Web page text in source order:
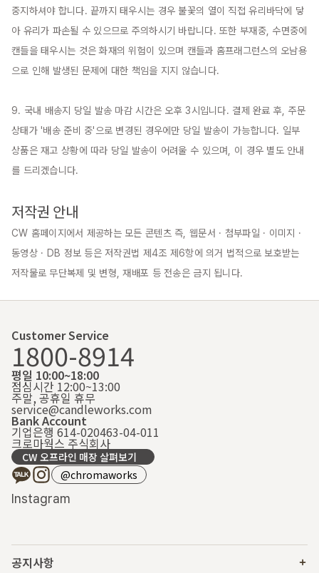
중지하셔야 합니다. 끝까지 태우시는 경우 불꽃의 열이 직접 유리바닥에 닿
아 유리가 파손될 수 있으므로 주의하시기 바랍니다. 또한 부재중, 수면중에
캔들을 태우시는 것은 화재의 위험이 있으며 캔들과 홈프래그런스의 오남용
으로 인해 발생된 문제에 대한 책임을 지지 않습니다.
9. 국내 배송지 당일 발송 마감 시간은 오후 3시입니다. 결제 완료 후, 주문
상태가 '배송 준비 중'으로 변경된 경우에만 당일 발송이 가능합니다. 일부
상품은 재고 상황에 따라 당일 발송이 어려울 수 있으며, 이 경우 별도 안내
를 드리겠습니다.
저작권 안내
CW 홈페이지에서 제공하는 모든 콘텐츠 즉, 웹문서 · 첨부파일 · 이미지 ·
동영상 · DB 정보 등은 저작권법 제4조 제6항에 의거 법적으로 보호받는
저작물로 무단복제 및 변형, 재배포 등 전송은 금지 됩니다.
Customer Service
1800-8914
평일 10:00~18:00
점심시간 12:00~13:00
주말, 공휴일 휴무
service@candleworks.com
Bank Account
기업은행 614-020463-04-011
크로마웍스 주식회사
CW 오프라인 매장 살펴보기
@chromaworks
Instagram
공지사항